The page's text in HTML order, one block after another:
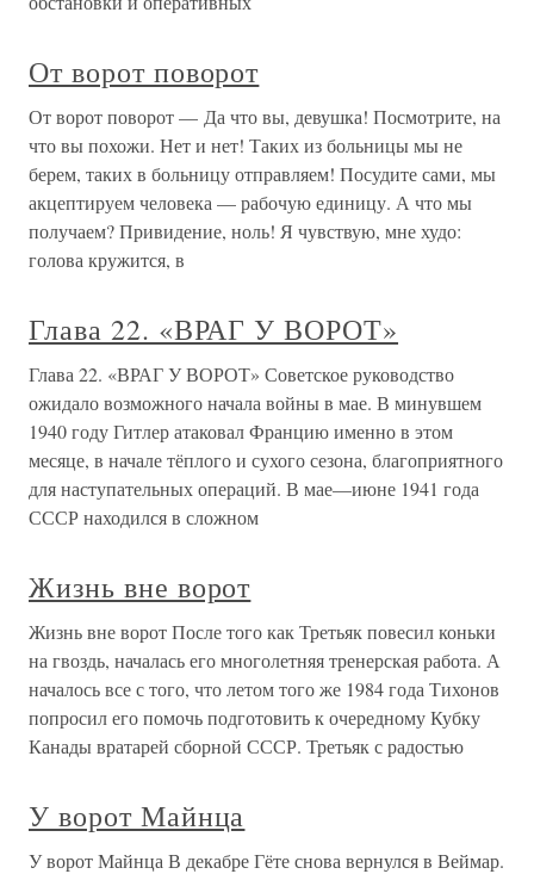
От ворот поворот
От ворот поворот — Да что вы, девушка! Посмотрите, на
что вы похожи. Нет и нет! Таких из больницы мы не
берем, таких в больницу отправляем! Посудите сами, мы
акцептируем человека — рабочую единицу. А что мы
получаем? Привидение, ноль! Я чувствую, мне худо:
голова кружится, в
Глава 22. «ВРАГ У ВОРОТ»
Глава 22. «ВРАГ У ВОРОТ» Советское руководство
ожидало возможного начала войны в мае. В минувшем
1940 году Гитлер атаковал Францию именно в этом
месяце, в начале тёплого и сухого сезона, благоприятного
для наступательных операций. В мае—июне 1941 года
СССР находился в сложном
Жизнь вне ворот
Жизнь вне ворот После того как Третьяк повесил коньки
на гвоздь, началась его многолетняя тренерская работа. А
началось все с того, что летом того же 1984 года Тихонов
попросил его помочь подготовить к очередному Кубку
Канады вратарей сборной СССР. Третьяк с радостью
У ворот Майнца
У ворот Майнца В декабре Гёте снова вернулся в Веймар.